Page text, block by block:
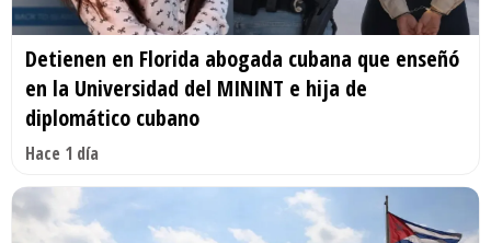
Detienen en Florida abogada cubana que enseñó
en la Universidad del MININT e hija de
diplomático cubano
Hace 1 día